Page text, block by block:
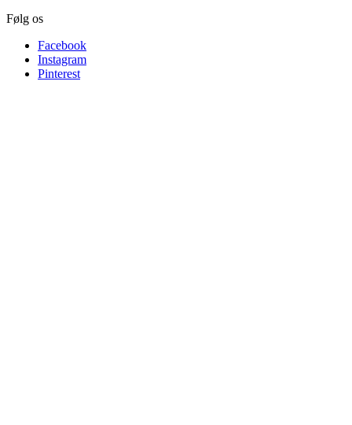
Følg os
Facebook
Instagram
Pinterest